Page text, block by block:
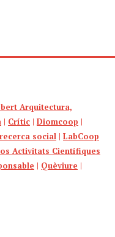
Arquitectura,
| Crític | Diomcoop |
social | LabCoop
Activitats Científiques
| Quèviure |